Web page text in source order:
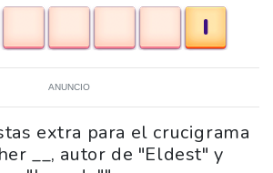
I
ANUNCIO
extra para el crucigrama
__, autor de "Eldest" y